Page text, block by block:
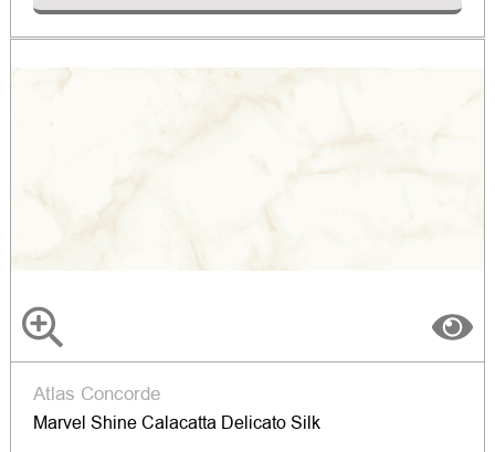
Atlas Concorde
Marvel Shine Calacatta Delicato Silk